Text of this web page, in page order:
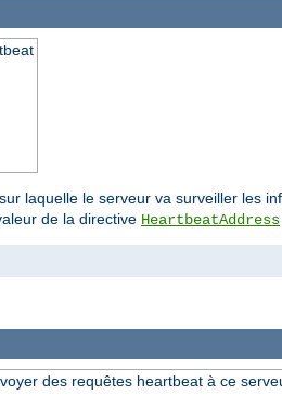
laquelle le serveur va surveiller les
de la directive HeartbeatAddress
des requêtes heartbeat à ce